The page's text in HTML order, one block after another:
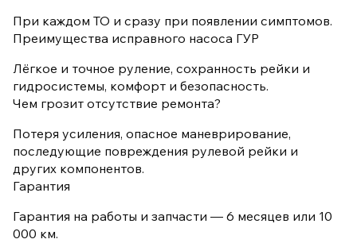
При каждом ТО и сразу при появлении симптомов.
Преимущества исправного насоса ГУР
Лёгкое и точное руление, сохранность рейки и
гидросистемы, комфорт и безопасность.
Чем грозит отсутствие ремонта?
Потеря усиления, опасное маневрирование,
последующие повреждения рулевой рейки и
других компонентов.
Гарантия
Гарантия на работы и запчасти — 6 месяцев или 10
000 км.